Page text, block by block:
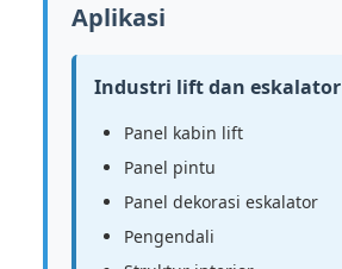
Aplikasi
Industri lift dan eskalator
Panel kabin lift
Panel pintu
Panel dekorasi eskalator
Pengendali